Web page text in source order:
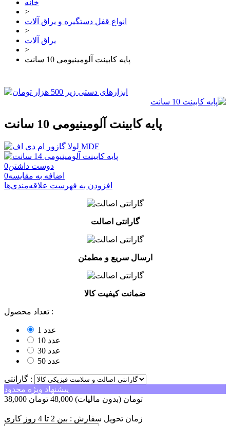
خانه
>
انواع قفل دستگیره و یراق آلات
>
یراق آلات
>
پایه کابینت آلومینیومی 10 سانت
پایه کابینت آلومینیومی 10 سانت
دوست داشتن0
اضافه به مقایسه0
افزودن به فهرست علاقه‌مندی‌ها
گارانتی اصالت
ارسال سریع و مطمئن
ضمانت کیفیت کالا
تعداد محصول :
1 عدد
10 عدد
30 عدد
50 عدد
گارانتی :
پیشنهاد ویژه محدود
38,000 تومان (بدون مالیات) 48,000 تومان
زمان تحویل سفارش : بین 2 تا 4 روز کاری